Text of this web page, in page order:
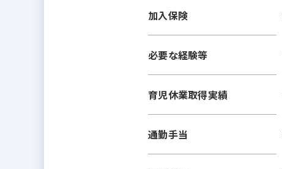
加入保険
必要な経験等
育児休業取得実績
通勤手当